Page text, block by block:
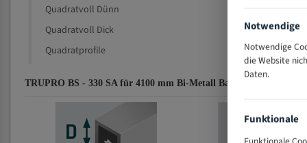
Quadratvoll Dünn
Quadratvoll Dick
Quadratprofile
TRUPRO BS - 330 SA für 4100 mm Bi-Metall Bandsägeblätter
Notwendige
Notwendige
die Website
Daten.
Funktionale